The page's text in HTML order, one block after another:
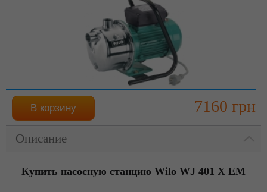
7160 грн
Описание
Купить насосную станцию Wilo WJ 401 X EM